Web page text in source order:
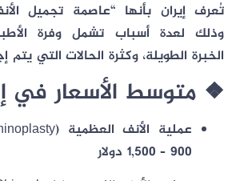
تُعرف إيران بأنها “عاصمة تجميل
وذلك لعدة أسباب تشمل وفرة
الخبرة الطويلة، وكثرة الحالات التي يتم
❖ متوسط الأسعار في
عملية الأنف العظمية (Bone Rhinoplasty):
900 – 1,500 دولار